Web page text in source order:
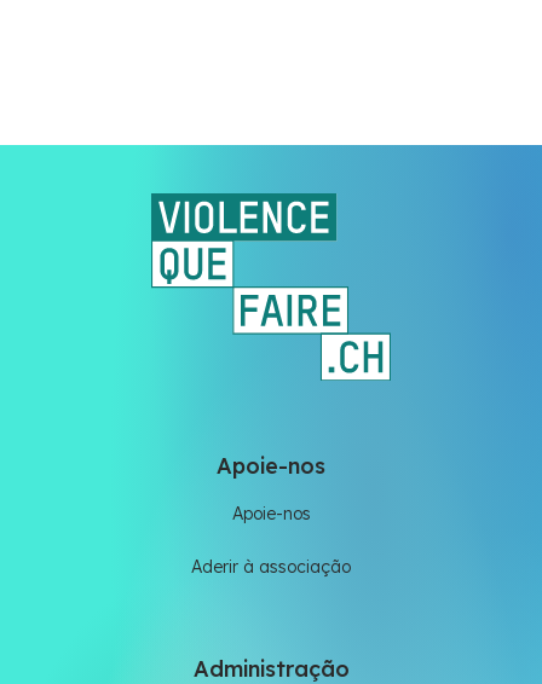
Apoie-nos
Apoie-nos
Aderir à associação
Administração